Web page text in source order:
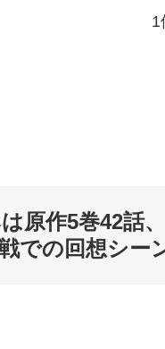
1
原作5巻42話
での回想シー